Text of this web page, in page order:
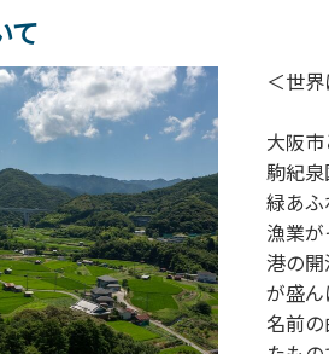
て
＜世
大阪
駒紀泉
緑あ
漁業
港の
が盛ん
名前